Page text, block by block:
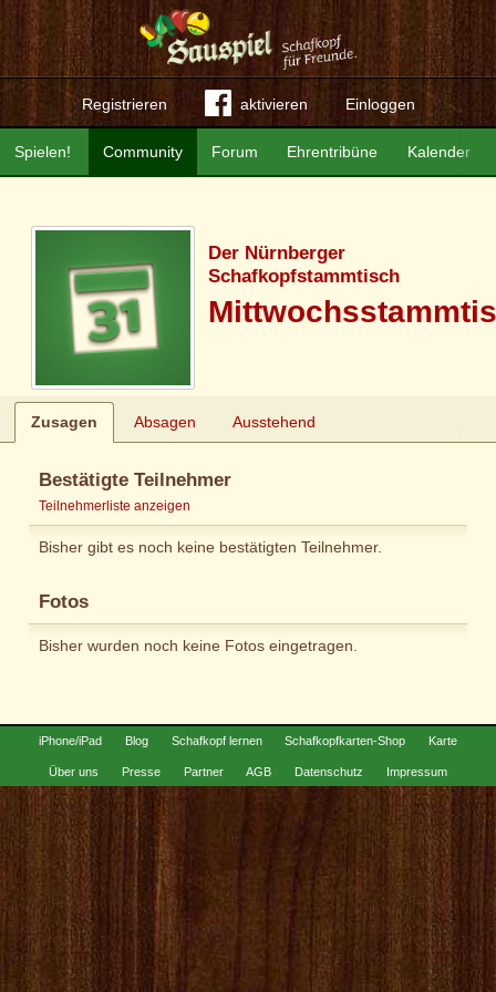
Registrieren aktivieren Einloggen
Community Forum Ehrentribüne Kalender
Spielen!
Der Nürnberger
Schafkopfstammtisch
Zusagen Absagen Ausstehend
Bestätigte Teilnehmer
Teilnehmerliste anzeigen
Bisher gibt es noch keine bestätigten Teilnehmer.
Fotos
Bisher wurden noch keine Fotos eingetragen.
iPhone/iPad Blog Schafkopf lernen Schafkopfkarten-Shop Karte
Über uns Presse Partner AGB Datenschutz Impressum